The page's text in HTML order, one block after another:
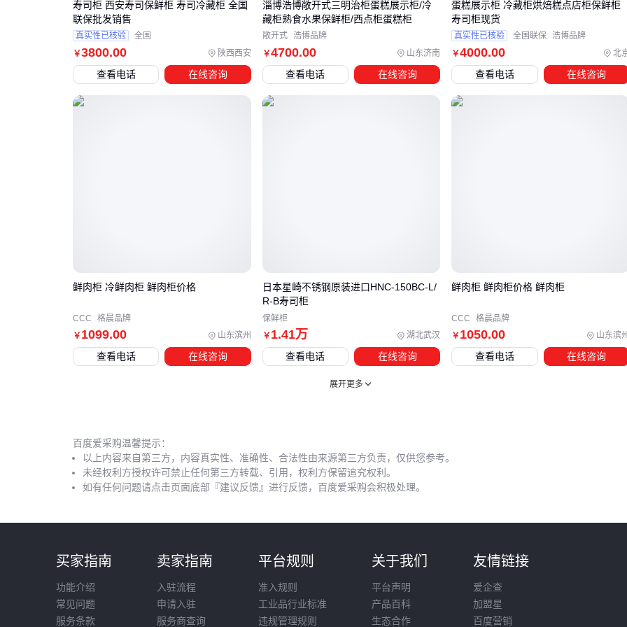
选购甜品柜后，配套设备的选择同样重要，它们直接影响展示
效果和长期使用便利性。
照明设备：防水冷柜照明灯
能确保甜品展示时的光线充足
且均匀，避免因光线不足影响产品吸引力。
配套设备的选择应根据实际使用场景和频率来决定。高频使用
从基础功能入手逐步完善。
五、甜品柜日常使用与维护：避免常见误区
甜品柜的日常使用中，有几个关键细节容易被忽视却影响长期
定期清理，避免使用尖锐工具刮伤内壁。
温度监控：不要完全依赖自动温控系统，定期手动检查柜内
注意定期清洗罩体本身，防止成为二次污染源。
长期停用前，应彻底清洁并干燥柜体，保持柜门微开通风，防
止异味和霉菌滋生。重新启用时，建议先空载运行一段时间，
￥3800.00 陕西西安
寿司柜 西安寿司保鲜柜 寿司冷藏柜 全国
联保批发销售
真实性已核验 全国
查看电话 在线咨询
￥4700.00 山东济南
淄博浩博敞开式三明治柜蛋糕展示柜/冷
藏柜熟食水果保鲜柜/西点柜蛋糕柜
敞开式 浩博品牌
查看电话 在线咨询
￥4000.00 北
蛋糕展示柜 冷藏柜烘焙糕点店柜保鲜柜
寿司柜现货
真实性已核验 全国联保 浩博品牌
查看电话 在线咨询
￥ 1099.00 山东滨州
鲜肉柜 冷鲜肉柜 鲜肉柜价格
CCC 格晨品牌
查看电话 在线咨询
￥ 1.41万 湖北武汉
日本星崎不锈钢原装进口HNC-150BC-L/
R-B寿司柜
保鲜柜
查看电话 在线咨询
￥ 1050.00 山东滨
鲜肉柜 鲜肉柜价格 鲜肉柜
CCC 格晨品牌
查看电话 在线咨询
展开更多
百度爱采购温馨提示：
以上内容来自第三方，内容真实性、准确性、合法性由来源第三方负责，仅供您参考。
未经权利方授权许可禁止任何第三方转载、引用，权利方保留追究权利。
如有任何问题请点击页面底部『建议反馈』进行反馈，百度爱采购会积极处理。
买家指南
功能介绍
常见问题
服务条款
卖家指南
入驻流程
申请入驻
服务商查询
平台规则
准入规则
工业品行业标准
违规管理规则
关于我们
平台声明
产品百科
生态合作
友情链接
爱企查
加盟星
百度营销